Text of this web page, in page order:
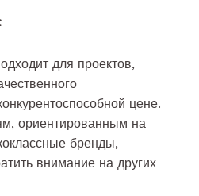
для проектов,
цене.
ориентированным на
бренды,
внимание на других